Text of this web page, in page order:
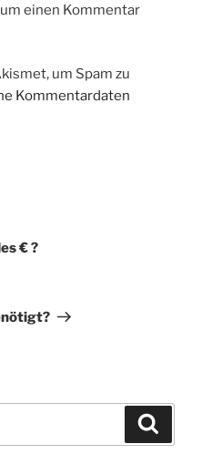
einen Kommentar
um Spam zu
Kommentardaten
€ ?